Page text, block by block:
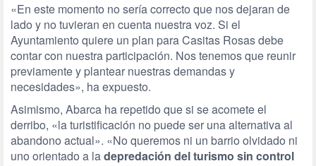
«En este momento no sería correcto que nos dejaran de
lado y no tuvieran en cuenta nuestra voz. Si el
Ayuntamiento quiere un plan para Casitas Rosas debe
contar con nuestra participación. Nos tenemos que reunir
previamente y plantear nuestras demandas y
necesidades», ha expuesto.
Asimismo, Abarca ha repetido que si se acomete el
derribo, «la turistificación no puede ser una alternativa al
abandono actual». «No queremos ni un barrio olvidado ni
uno orientado a ladepredación del turismo sin control